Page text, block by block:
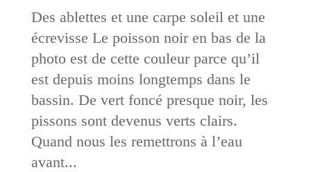
Des ablettes et une carpe soleil et une
écrevisse Le poisson noir en bas de la
photo est de cette couleur parce qu’il
est depuis moins longtemps dans le
bassin. De vert foncé presque noir, les
pissons sont devenus verts clairs.
Quand nous les remettrons à l’eau
avant...